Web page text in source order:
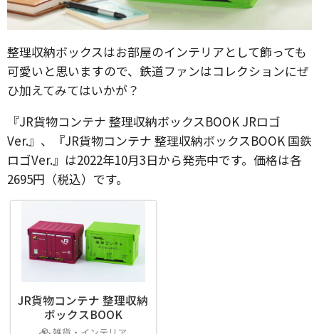
整理収納ボックスはお部屋のインテリアとして飾っても
可愛いと思いますので、鉄道ファンはコレクションにぜ
ひ加えてみてはいかが？
『JR貨物コンテナ 整理収納ボックスBOOK JRロゴ
Ver.』、『JR貨物コンテナ 整理収納ボックスBOOK 国鉄
ロゴVer.』は2022年10月3日から発売中です。価格は各
2695円（税込）です。
JR貨物コンテナ 整理収納
ボックスBOOK